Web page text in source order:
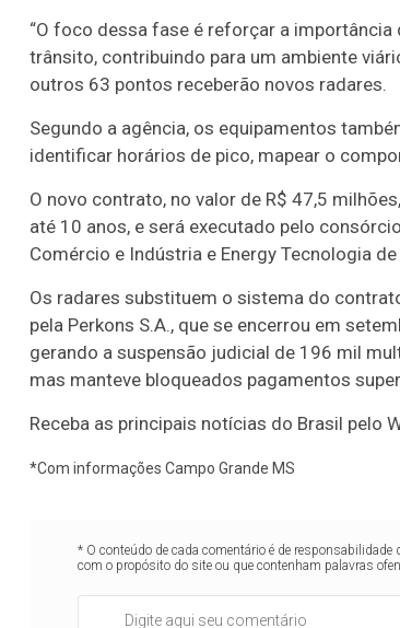
“O foco dessa fase é reforçar a
trânsito, contribuindo para um ambiente
outros 63 pontos receberão novos radares.
Segundo a agência, os equipamentos
identificar horários de pico, mapear o
O novo contrato, no valor de R$ 47,5
até 10 anos, e será executado pelo
Comércio e Indústria e Energy Tecnologia
Os radares substituem o sistema do
pela Perkons S.A., que se encerrou em
gerando a suspensão judicial de 196 mil
mas manteve bloqueados pagamentos
Receba as principais notícias do Brasil pelo
*Com informações Campo Grande MS
* O conteúdo de cada comentário é de
com o propósito do site ou que contenham palavras